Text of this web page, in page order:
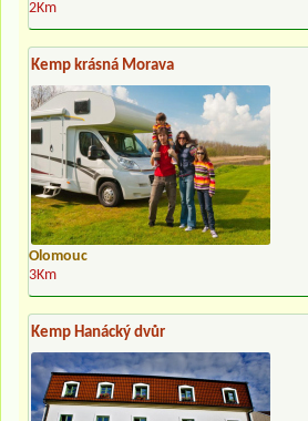
2Km
Kemp krásná Morava
Olomouc
3Km
Kemp Hanácký dvůr